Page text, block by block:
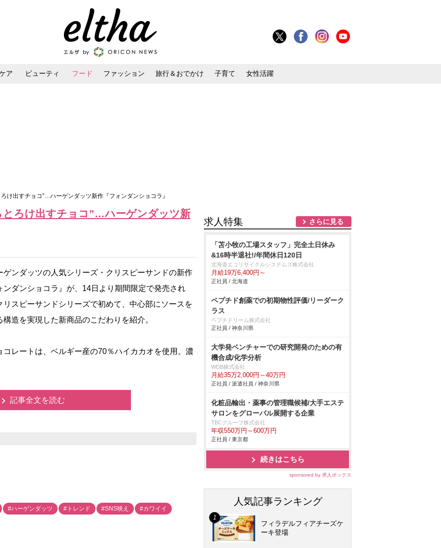
ア ビューティ フード ファッション 旅行＆おでかけ 子育て 女性活躍
け出すチョコ”…ハーゲンダッツ新作『フォンダンショコラ』
ろけ出すチョコ”…ハーゲンダッツ新
ンダッツの人気シリーズ・クリスピーサンドの新作
ンダンショコラ』が、14日より期間限定で発売され
リスピーサンドシリーズで初めて、中心部にソースを
構造を実現した新商品のこだわりを紹介。
レートは、ベルギー産の70％ハイカカオを使用。濃
記事全文を読む
#ハーゲンダッツ #トレンド #SNS映え #カワイイ
求人特集 さらに見る
「苫小牧の工場スタッフ」完全土日休み
&16時半退社!/年間休日120日
北海道エコリサイクルシステムズ株式会社
月給19万6,400円～
正社員 / 北海道
ペプチド創薬での初期物性評価/リーダーク
ラス
ペプチドリーム株式会社
正社員 / 神奈川県
大学発ベンチャーでの研究開発のための有
機合成/化学分析
WDB株式会社
月給35万2,000円～40万円
正社員 / 派遣社員 / 神奈川県
化粧品輸出・薬事の管理職候補/大手エステ
サロンをグローバル展開する企業
TBCグループ株式会社
年収550万円～600万円
正社員 / 東京都
続きはこちら
sponsored by 求人ボックス
人気記事ランキング
フィラデルフィアチーズケ
ーキ登場